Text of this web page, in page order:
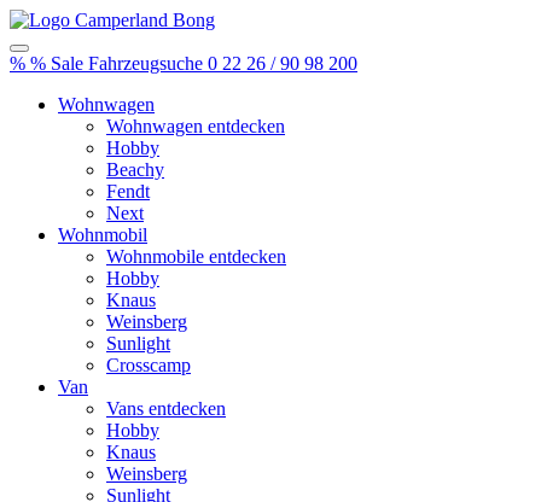
% % Sale Fahrzeugsuche 0 22 26 / 90 98 200
Wohnwagen
Wohnwagen entdecken
Hobby
Beachy
Fendt
Next
Wohnmobil
Wohnmobile entdecken
Hobby
Knaus
Weinsberg
Sunlight
Crosscamp
Van
Vans entdecken
Hobby
Knaus
Weinsberg
Sunlight